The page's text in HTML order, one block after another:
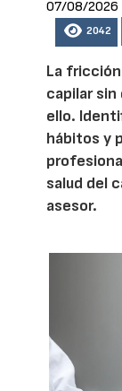
07/08/2026
2042
La
capilar
ello.
hábitos y
salud del
asesor.